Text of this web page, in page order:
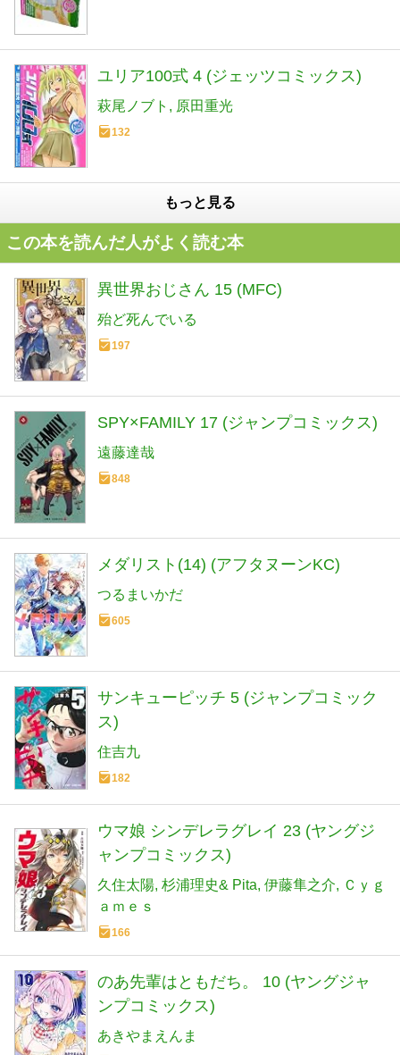
ユリア100式 4 (ジェッツコミックス)
萩尾ノブト 原田重光
132
もっと見る
この本を読んだ人がよく読む本
異世界おじさん 15 (MFC)
殆ど死んでいる
197
SPY×FAMILY 17 (ジャンプコミックス)
遠藤達哉
848
メダリスト(14) (アフタヌーンKC)
つるまいかだ
605
サンキューピッチ 5 (ジャンプコミック
ス)
住吉九
182
ウマ娘 シンデレラグレイ 23 (ヤングジ
ャンプコミックス)
久住太陽 杉浦理史& Pita 伊藤隼之介
Ｃｙｇ
ａｍｅｓ
166
のあ先輩はともだち。 10 (ヤングジャ
ンプコミックス)
あきやまえんま